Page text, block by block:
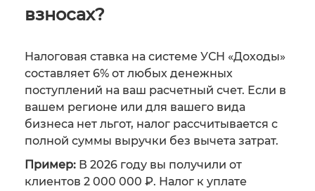
взносах?
Налоговая ставка на системе УСН «Доходы»
составляет 6% от любых денежных
поступлений на ваш расчетный счет. Если в
вашем регионе или для вашего вида
бизнеса нет льгот, налог рассчитывается с
полной суммы выручки без вычета затрат.
Пример: В 2026 году вы получили от
клиентов 2 000 000 ₽. Налог к уплате